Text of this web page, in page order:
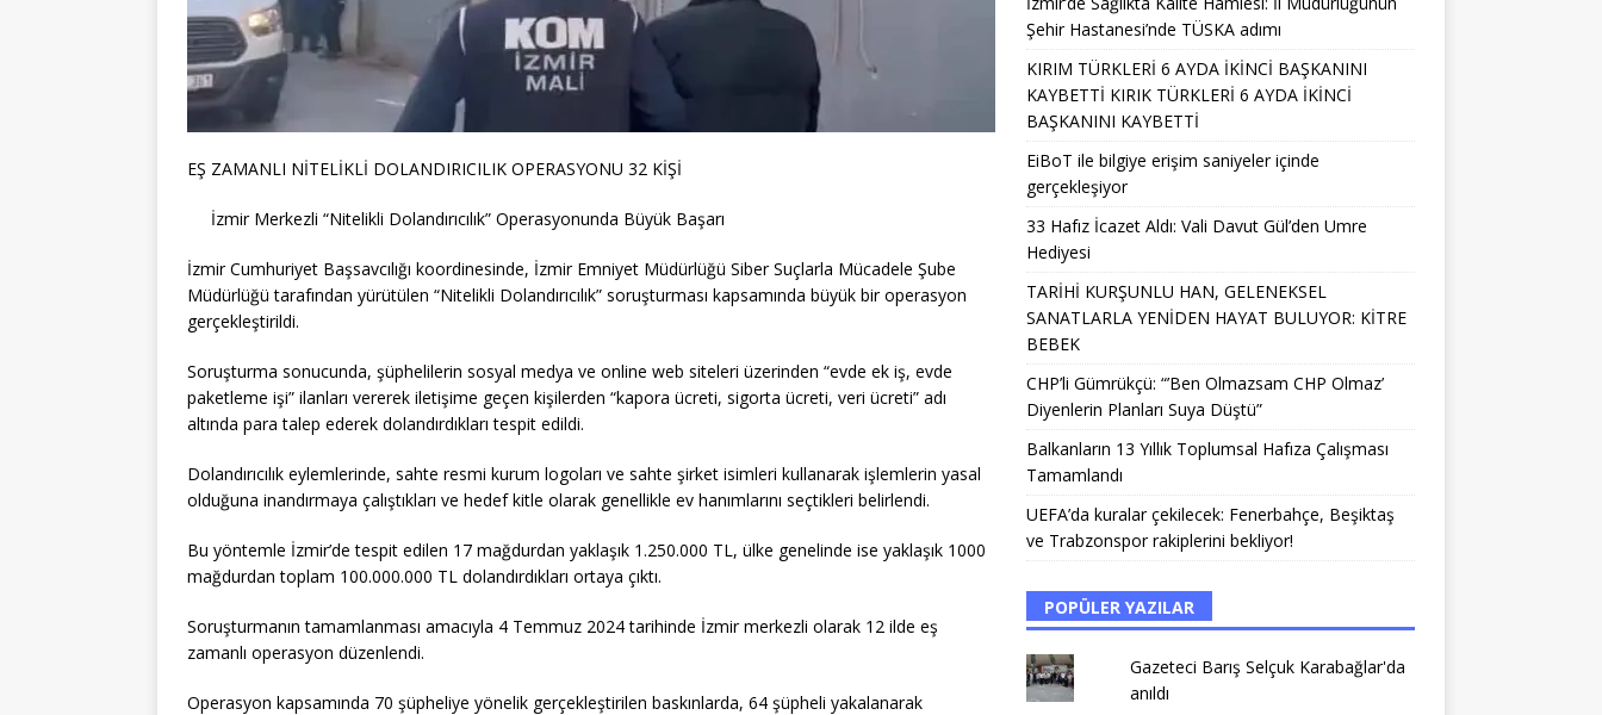
EŞ ZAMANLI NİTELİKLİ DOLANDIRICILIK OPERASYONU 32 KİŞİ
İzmir Merkezli “Nitelikli Dolandırıcılık” Operasyonunda Büyük Başarı
İzmir Cumhuriyet Başsavcılığı koordinesinde, İzmir Emniyet Müdürlüğü Siber Suçlarla Mücadele Şube
Müdürlüğü tarafından yürütülen “Nitelikli Dolandırıcılık” soruşturması kapsamında büyük bir operasyon
gerçekleştirildi.
Soruşturma sonucunda, şüphelilerin sosyal medya ve online web siteleri üzerinden “evde ek iş, evde
paketleme işi” ilanları vererek iletişime geçen kişilerden “kapora ücreti, sigorta ücreti, veri ücreti” adı
altında para talep ederek dolandırdıkları tespit edildi.
Dolandırıcılık eylemlerinde, sahte resmi kurum logoları ve sahte şirket isimleri kullanarak işlemlerin yasal
olduğuna inandırmaya çalıştıkları ve hedef kitle olarak genellikle ev hanımlarını seçtikleri belirlendi.
Bu yöntemle İzmir’de tespit edilen 17 mağdurdan yaklaşık 1.250.000 TL, ülke genelinde ise yaklaşık 1000
mağdurdan toplam 100.000.000 TL dolandırdıkları ortaya çıktı.
Soruşturmanın tamamlanması amacıyla 4 Temmuz 2024 tarihinde İzmir merkezli olarak 12 ilde eş
zamanlı operasyon düzenlendi.
Operasyon kapsamında 70 şüpheliye yönelik gerçekleştirilen baskınlarda, 64 şüpheli yakalanarak
Şehir Hastanesi’nde TÜSKA adımı
KIRIM TÜRKLERİ 6 AYDA İKİNCİ BAŞKANINI
KAYBETTİ KIRIK TÜRKLERİ 6 AYDA İKİNCİ
BAŞKANINI KAYBETTİ
EiBoT ile bilgiye erişim saniyeler içinde
gerçekleşiyor
33 Hafız İcazet Aldı: Vali Davut Gül’den Umre
Hediyesi
TARİHİ KURŞUNLU HAN, GELENEKSEL
SANATLARLA YENİDEN HAYAT BULUYOR: KİTRE
BEBEK
CHP’li Gümrükçü: “’Ben Olmazsam CHP Olmaz’
Diyenlerin Planları Suya Düştü”
Balkanların 13 Yıllık Toplumsal Hafıza Çalışması
Tamamlandı
UEFA’da kuralar çekilecek: Fenerbahçe, Beşiktaş
ve Trabzonspor rakiplerini bekliyor!
POPÜLER YAZILAR
Gazeteci Barış Selçuk Karabağlar'da
anıldı